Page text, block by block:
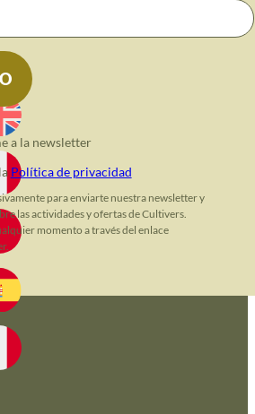
a la newsletter
Política de privacidad
para enviarte nuestra newsletter y
las actividades y ofertas de Cultivers.
momento a través del enlace